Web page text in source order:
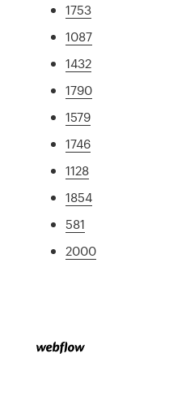
1753
1087
1432
1790
1579
1746
1128
1854
581
2000